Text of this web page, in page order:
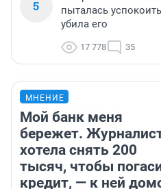
5
пыталась
убила его
17 778 35
МНЕНИЕ
Мой банк меня
бережет.
хотела снять 200
тысяч, чтобы
кредит, — к ней